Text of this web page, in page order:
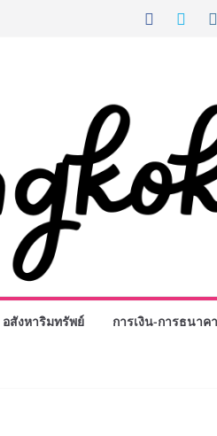
อสังหาริมทรัพย์ การเงิน-การธนาค